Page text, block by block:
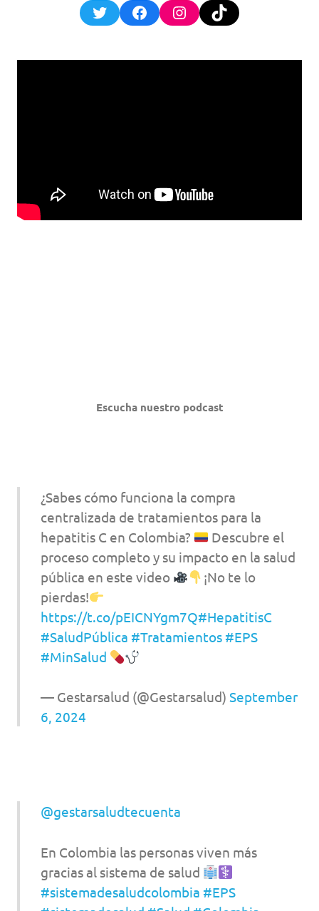
TwitterFacebookInstagram
TikTok
Escucha nuestro podcast
¿Sabes cómo funciona la compra
centralizada de tratamientos para la
hepatitis C en Colombia?
Descubre el
proceso completo y su impacto en la salud
pública en este video
¡No te lo
pierdas!
https://t.co/pEICNYgm7Q#HepatitisC
#SaludPública #Tratamientos #EPS
#MinSalud
— Gestarsalud (@Gestarsalud) September
6, 2024
@gestarsaludtecuenta
En Colombia las personas viven más
gracias al sistema de salud
#sistemadesaludcolombia #EPS